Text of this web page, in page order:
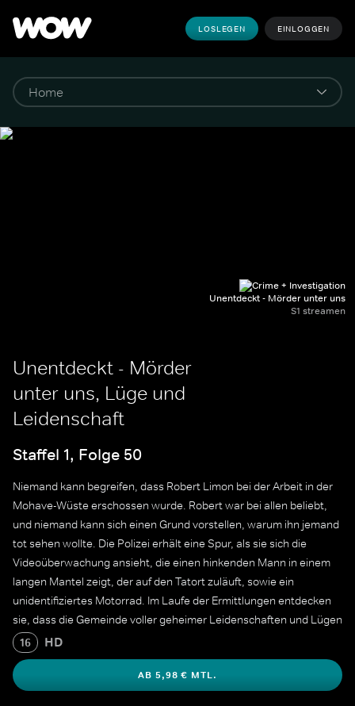
LOSLEGEN EINLOGGEN
Unentdeckt - Mörder unter uns
S1 streamen
Unentdeckt - Mörder
unter uns, Lüge und
Leidenschaft
Staffel 1, Folge 50
Niemand kann begreifen, dass Robert Limon bei der Arbeit in der
Mohave-Wüste erschossen wurde. Robert war bei allen beliebt,
und niemand kann sich einen Grund vorstellen, warum ihn jemand
tot sehen wollte. Die Polizei erhält eine Spur, als sie sich die
Videoüberwachung ansieht, die einen hinkenden Mann in einem
langen Mantel zeigt, der auf den Tatort zuläuft, sowie ein
unidentifiziertes Motorrad. Im Laufe der Ermittlungen entdecken
sie, dass die Gemeinde voller geheimer Leidenschaften und Lügen
ist, und dass jemand, der Robert nahesteht, einen sehr intimen
Grund hatte, ihn tot sehen zu wollen.
16 HD
AB 5,98 € MTL.